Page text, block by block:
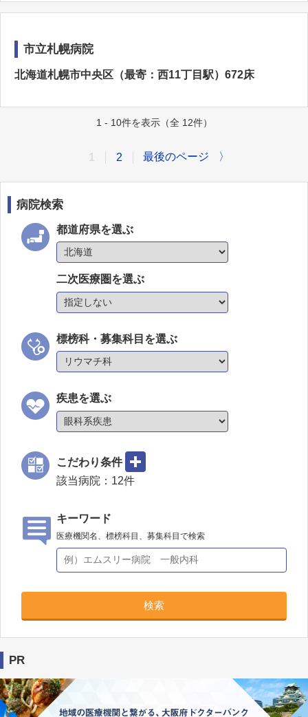
市立札幌病院
北海道札幌市中央区（最寄：西11丁目駅）672床
1 - 10件を表示（全 12件）
2 最後のページ 〉
病院検索
都道府県を選ぶ
二次医療圏を選ぶ
標榜科・募集科目を選ぶ
疾患を選ぶ
こだわり条件
該当病院： 12件
キーワード
医療機関名、標榜科目、募集科目で検索
検索
PR